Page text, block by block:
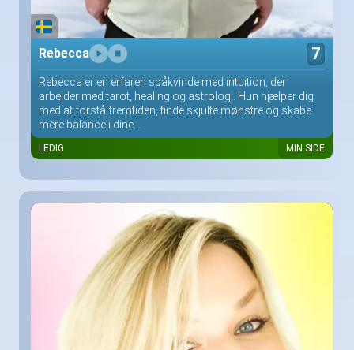
Rebecca 7
Rebecca er en erfaren spåkvinde med intuition, der
arbejder med tarot, healing og astrologi. Hun hjælper dig
med at forstå fremtiden, finde skjulte mønstre og skabe
mere balance i dine...
LEDIG MIN SIDE